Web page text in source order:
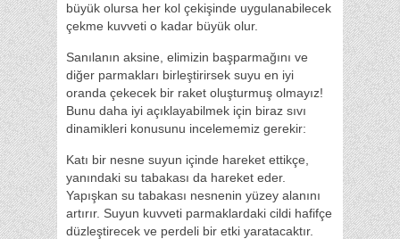
büyük olursa her kol çekişinde uygulanabilecek
çekme kuvveti o kadar büyük olur.
Sanılanın aksine, elimizin başparmağını ve
diğer parmakları birleştirirsek suyu en iyi
oranda çekecek bir raket oluşturmuş olmayız!
Bunu daha iyi açıklayabilmek için biraz sıvı
dinamikleri konusunu incelememiz gerekir:
Katı bir nesne suyun içinde hareket ettikçe,
yanındaki su tabakası da hareket eder.
Yapışkan su tabakası nesnenin yüzey alanını
artırır. Suyun kuvveti parmaklardaki cildi hafifçe
düzleştirecek ve perdeli bir etki yaratacaktır.